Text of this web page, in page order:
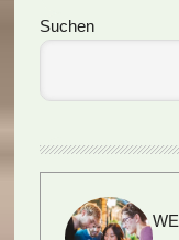
Seitenspalte
Suchen